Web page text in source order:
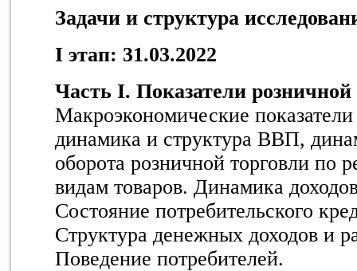
Задачи и структура
I этап: 31.03.2022
Часть I. Показатели розничной
Макроэкономические
динамика и структура ВВП,
оборота розничной торговли по
видам товаров. Динамика
Состояние потребительского
Структура денежных доходов и
Поведение потребителей.